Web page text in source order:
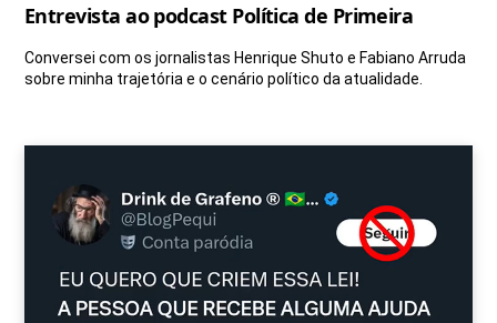
Entrevista ao podcast Política de Primeira
Conversei com os jornalistas Henrique Shuto e Fabiano Arruda
sobre minha trajetória e o cenário político da atualidade.